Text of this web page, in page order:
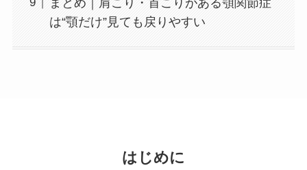
は“顎だけ”見ても戻りやすい
はじめに